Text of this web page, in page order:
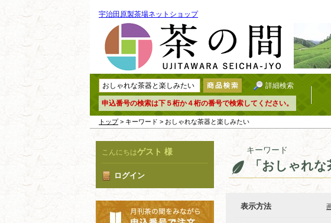
宇治田原製茶場ネットショップ
詳細検索
申込番号の検索は下５桁か４桁の番号で検索してください。
トップ> キーワード > おしゃれな茶器と楽しみたい
こんにちはゲスト 様
ログイン
キーワード
「おしゃれ
表示方法